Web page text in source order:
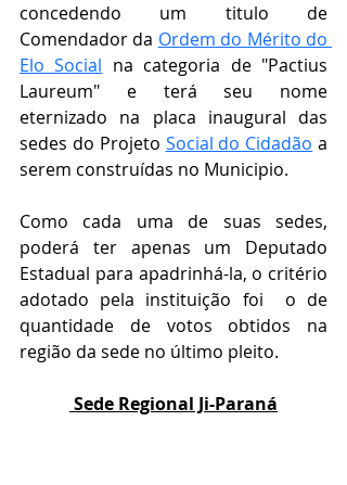
concedendo um titulo de
Comendador da Ordem do Mérito do
Elo Social na categoria de "Pactius
Laureum" e terá seu nome
eternizado na placa inaugural das
sedes do Projeto Social do Cidadão a
serem construídas no Municipio.
Como cada uma de suas sedes,
poderá ter apenas um Deputado
Estadual para apadrinhá-la, o critério
adotado pela instituição foi  o de
quantidade de votos obtidos na
região da sede no último pleito.
Sede Regional Ji-Paraná